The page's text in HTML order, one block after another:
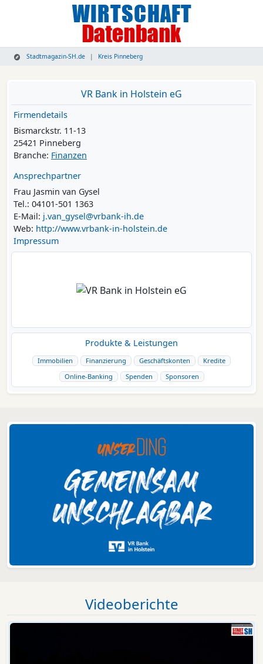
Stadtmagazin-SH.de Kreis Pinneberg
VR Bank in Holstein eG
Firmendetails
Bismarckstr. 11-13
25421 Pinneberg
Branche: Finanzen
Ansprechpartner
Frau Jasmin van Gysel
Tel.: 04101-501 1363
E-Mail: j.van_gysel@vrbank-ih.de
Web: http://www.vrbank-in-holstein.de
Impressum
Produkte & Leistungen
Immobilien Finanzierung Geschäftskonten
Kredite
Online-Banking
Spenden Sponsoren
Videoberichte